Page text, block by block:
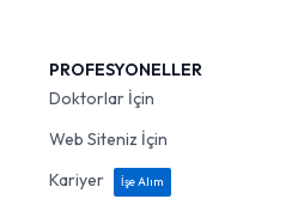
PROFESYONELLER
Doktorlar İçin
Web Siteniz İçin
Kariyer
İşe Alım